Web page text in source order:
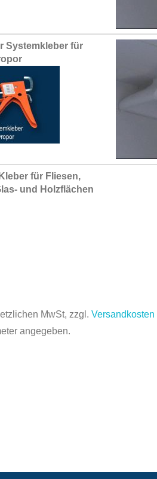
Systemkleber für
für Fliesen,
und Holzflächen
MwSt, zzgl.Versandkosten
angegeben.